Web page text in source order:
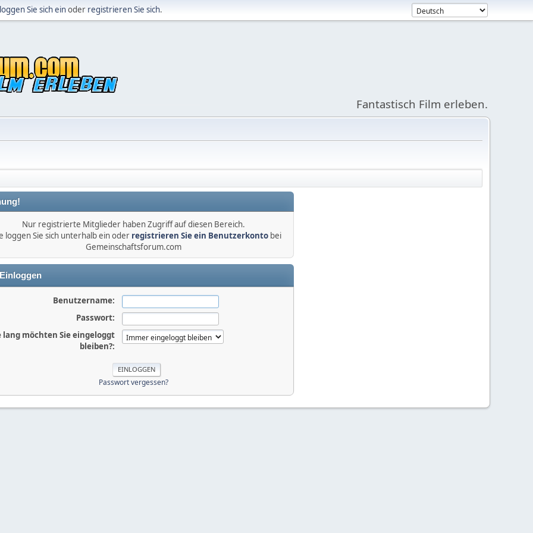
loggen Sie sich einoder registrieren Sie sich.
Fantastisch Film erleben.
Nur registrierte Mitglieder haben Zugriff auf diesen Bereich.
loggen Sie sich unterhalb ein oder registrieren Sie ein Benutzerkontobei
Gemeinschaftsforum.com
Benutzername:
Passwort:
lang möchten Sie eingeloggt
bleiben?:
Passwort vergessen?